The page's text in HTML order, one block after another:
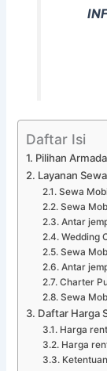
Daftar Isi
Pilihan
Layanan
Sewa
Sewa
Antar
Wedding
Sewa
Antar
Charter
Sewa
Daftar Harga
Harga
Harga